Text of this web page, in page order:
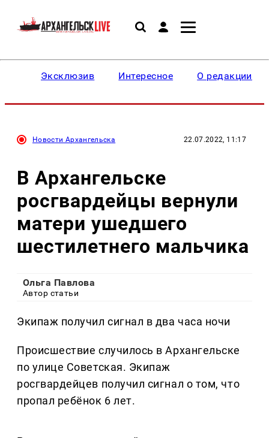
Эксклюзив Интересное О редакции
Новости Архангельска 22.07.2022, 11:17
В Архангельске
росгвардейцы вернули
матери ушедшего
шестилетнего мальчика
Ольга Павлова
Автор статьи
Экипаж получил сигнал в два часа ночи
Происшествие случилось в Архангельске
по улице Советская. Экипаж
росгвардейцев получил сигнал о том, что
пропал ребёнок 6 лет.